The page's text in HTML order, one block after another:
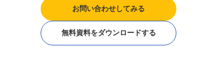
お問い合わせしてみる
無料資料をダウンロードする